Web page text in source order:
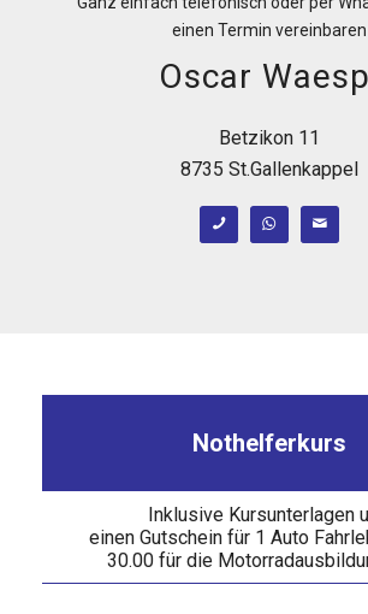
einen Termin vereinbaren
Oscar
Betzikon 11
8735 St.Gallenkappel
Nothelferkurs
Inklusive Kursunterlagen
einen Gutschein für 1 Auto
30.00 für die